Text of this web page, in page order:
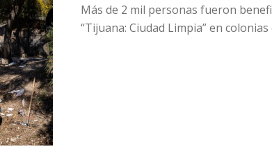
Más de 2 mil personas fueron
“Tijuana: Ciudad Limpia” en colonias